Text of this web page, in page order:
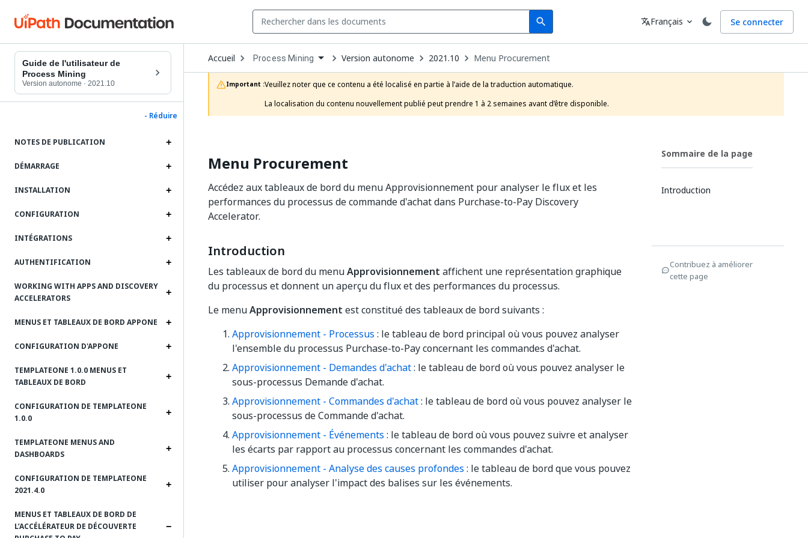
search
Search Langue
translateFrançais expand_more Se connecter
Guide de l'utilisateur de
Process Mining
Version autonome · 2021.10
- Réduire
NOTES DE PUBLICATION
DÉMARRAGE
INSTALLATION
CONFIGURATION
INTÉGRATIONS
AUTHENTIFICATION
WORKING WITH APPS AND DISCOVERY
ACCELERATORS
MENUS ET TABLEAUX DE BORD APPONE
CONFIGURATION D'APPONE
TEMPLATEONE 1.0.0 MENUS ET
TABLEAUX DE BORD
CONFIGURATION DE TEMPLATEONE
1.0.0
TEMPLATEONE MENUS AND
DASHBOARDS
CONFIGURATION DE TEMPLATEONE
2021.4.0
MENUS ET TABLEAUX DE BORD DE
L’ACCÉLÉRATEUR DE DÉCOUVERTE
Accueil Open
Dropdown
to
choose
product
Process Mining Version autonome 2021.10 Menu Procurement
Important :Veuillez noter que ce contenu a été localisé en partie à l’aide de la traduction automatique.
La localisation du contenu nouvellement publié peut prendre 1 à 2 semaines avant d’être disponible.
Menu Procurement
Accédez aux tableaux de bord du menu Approvisionnement pour analyser le flux et les
performances du processus de commande d'achat dans Purchase-to-Pay Discovery
Accelerator.
Introduction
Les tableaux de bord du menuApprovisionnement affichent une représentation graphique
du processus et donnent un aperçu du flux et des performances du processus.
Le menuApprovisionnement est constitué des tableaux de bord suivants :
Approvisionnement - Processus : le tableau de bord principal où vous pouvez analyser
l'ensemble du processus Purchase-to-Pay concernant les commandes d'achat.
Approvisionnement - Demandes d'achat: le tableau de bord où vous pouvez analyser le
sous-processus Demande d'achat.
Approvisionnement - Commandes d'achat: le tableau de bord où vous pouvez analyser le
sous-processus de Commande d'achat.
Approvisionnement - Événements : le tableau de bord où vous pouvez suivre et analyser
les écarts par rapport au processus concernant les commandes d'achat.
Approvisionnement - Analyse des causes profondes : le tableau de bord que vous pouvez
utiliser pour analyser l'impact des balises sur les événements.
Sommaire de la page
Introduction
Contribuez à améliorer
cette page